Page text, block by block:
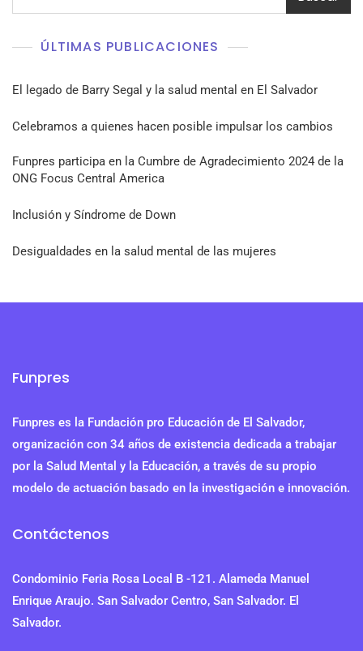
ÚLTIMAS PUBLICACIONES
El legado de Barry Segal y la salud mental en El Salvador
Celebramos a quienes hacen posible impulsar los cambios
Funpres participa en la Cumbre de Agradecimiento 2024 de la
ONG Focus Central America
Inclusión y Síndrome de Down
Desigualdades en la salud mental de las mujeres
Funpres
Funpres es la Fundación pro Educación de El Salvador,
organización con 34 años de existencia dedicada a trabajar
por la Salud Mental y la Educación, a través de su propio
modelo de actuación basado en la investigación e innovación.
Contáctenos
Condominio Feria Rosa Local B -121. Alameda Manuel
Enrique Araujo. San Salvador Centro, San Salvador. El
Salvador.